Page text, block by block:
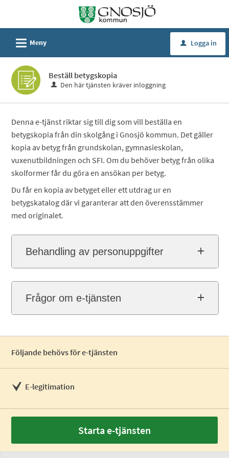
Självservice
Gnosjö
kommun
L Meny u Logga in
Beställ betygskopia
Den här tjänsten kräver inloggning
Denna e-tjänst riktar sig till dig som vill beställa en
betygskopia från din skolgång i Gnosjö kommun. Det gäller
kopia av betyg från grundskolan, gymnasieskolan,
vuxenutbildningen och SFI. Om du behöver betyg från olika
skolformer får du göra en ansökan per betyg.
Du får en kopia av betyget eller ett utdrag ur en
betygskatalog där vi garanterar att den överensstämmer
med originalet.
Behandling av personuppgifter
Frågor om e-tjänsten
Följande behövs för e-tjänsten
E-legitimation
Starta e-tjänsten